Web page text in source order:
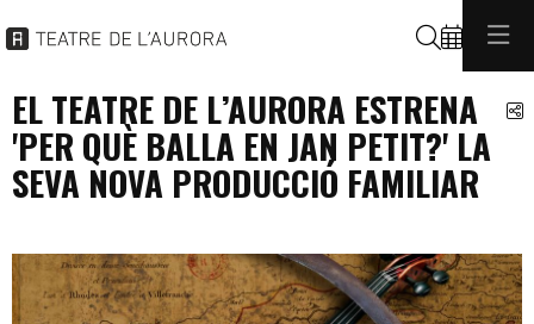
Buscar
EL TEATRE DE L’AURORA ESTRENA
'PER QUÈ BALLA EN JAN PETIT?' LA
SEVA NOVA PRODUCCIÓ FAMILIAR